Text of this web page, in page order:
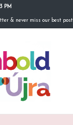
PM
& never miss our best